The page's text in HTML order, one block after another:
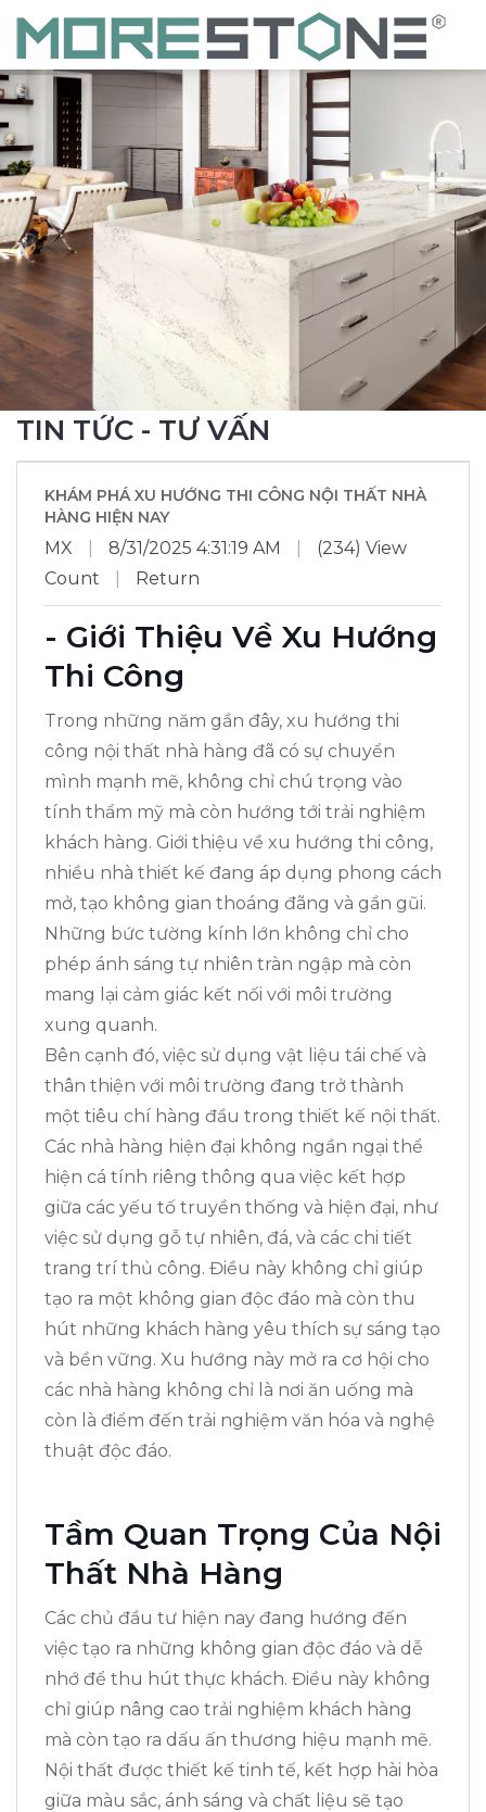
TIN TỨC - TƯ VẤN
KHÁM PHÁ XU HƯỚNG THI CÔNG NỘI THẤT NHÀ
HÀNG HIỆN NAY
MX 8/31/2025 4:31:19 AM
(234) View
Count
Return
- Giới Thiệu Về Xu Hướng
Thi Công
Trong những năm gần đây, xu hướng thi
công nội thất nhà hàng đã có sự chuyển
mình mạnh mẽ, không chỉ chú trọng vào
tính thẩm mỹ mà còn hướng tới trải nghiệm
khách hàng. Giới thiệu về xu hướng thi công,
nhiều nhà thiết kế đang áp dụng phong cách
mở, tạo không gian thoáng đãng và gần gũi.
Những bức tường kính lớn không chỉ cho
phép ánh sáng tự nhiên tràn ngập mà còn
mang lại cảm giác kết nối với môi trường
xung quanh.
Bên cạnh đó, việc sử dụng vật liệu tái chế và
thân thiện với môi trường đang trở thành
một tiêu chí hàng đầu trong thiết kế nội thất.
Các nhà hàng hiện đại không ngần ngại thể
hiện cá tính riêng thông qua việc kết hợp
giữa các yếu tố truyền thống và hiện đại, như
việc sử dụng gỗ tự nhiên, đá, và các chi tiết
trang trí thủ công. Điều này không chỉ giúp
tạo ra một không gian độc đáo mà còn thu
hút những khách hàng yêu thích sự sáng tạo
và bền vững. Xu hướng này mở ra cơ hội cho
các nhà hàng không chỉ là nơi ăn uống mà
còn là điểm đến trải nghiệm văn hóa và nghệ
thuật độc đáo.
Tầm Quan Trọng Của Nội
Thất Nhà Hàng
Các chủ đầu tư hiện nay đang hướng đến
việc tạo ra những không gian độc đáo và dễ
nhớ để thu hút thực khách. Điều này không
chỉ giúp nâng cao trải nghiệm khách hàng
mà còn tạo ra dấu ấn thương hiệu mạnh mẽ.
Nội thất được thiết kế tinh tế, kết hợp hài hòa
giữa màu sắc, ánh sáng và chất liệu sẽ tạo